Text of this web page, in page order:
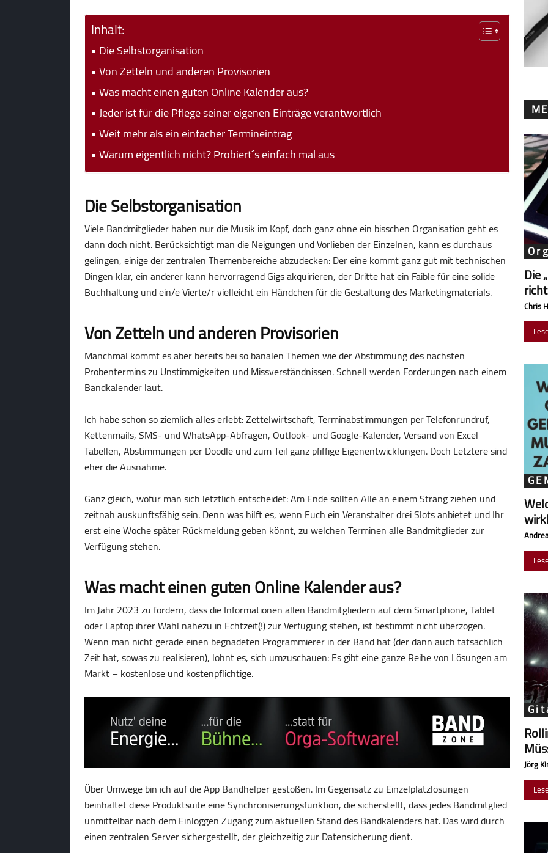
Inhalt:
Die Selbstorganisation
Von Zetteln und anderen Provisorien
Was macht einen guten Online Kalender aus?
Jeder ist für die Pflege seiner eigenen Einträge verantwortlich
Weit mehr als ein einfacher Termineintrag
Warum eigentlich nicht? Probiert´s einfach mal aus
Die Selbstorganisation
Viele Bandmitglieder haben nur die Musik im Kopf, doch ganz ohne ein bisschen Organisation geht es
dann doch nicht. Berücksichtigt man die Neigungen und Vorlieben der Einzelnen, kann es durchaus
gelingen, einige der zentralen Themenbereiche abzudecken: Der eine kommt ganz gut mit technischen
Dingen klar, ein anderer kann hervorragend Gigs akquirieren, der Dritte hat ein Faible für eine solide
Buchhaltung und ein/e Vierte/r vielleicht ein Händchen für die Gestaltung des Marketingmaterials.
Von Zetteln und anderen Provisorien
Manchmal kommt es aber bereits bei so banalen Themen wie der Abstimmung des nächsten
Probentermins zu Unstimmigkeiten und Missverständnissen. Schnell werden Forderungen nach einem
Bandkalender laut.
Ich habe schon so ziemlich alles erlebt: Zettelwirtschaft, Terminabstimmungen per Telefonrundruf,
Kettenmails, SMS- und WhatsApp-Abfragen, Outlook- und Google-Kalender, Versand von Excel
Tabellen, Abstimmungen per Doodle und zum Teil ganz pfiffige Eigenentwicklungen. Doch Letztere sind
eher die Ausnahme.
Ganz gleich, wofür man sich letztlich entscheidet: Am Ende sollten Alle an einem Strang ziehen und
zeitnah auskunftsfähig sein. Denn was hilft es, wenn Euch ein Veranstalter drei Slots anbietet und Ihr
erst eine Woche später Rückmeldung geben könnt, zu welchen Terminen alle Bandmitglieder zur
Verfügung stehen.
Was macht einen guten Online Kalender aus?
Im Jahr 2023 zu fordern, dass die Informationen allen Bandmitgliedern auf dem Smartphone, Tablet
oder Laptop ihrer Wahl nahezu in Echtzeit(!) zur Verfügung stehen, ist bestimmt nicht überzogen.
Wenn man nicht gerade einen begnadeten Programmierer in der Band hat (der dann auch tatsächlich
Zeit hat, sowas zu realisieren), lohnt es, sich umzuschauen: Es gibt eine ganze Reihe von Lösungen am
Markt – kostenlose und kostenpflichtige.
Über Umwege bin ich auf die App Bandhelper gestoßen. Im Gegensatz zu Einzelplatzlösungen
beinhaltet diese Produktsuite eine Synchronisierungsfunktion, die sicherstellt, dass jedes Bandmitglied
unmittelbar nach dem Einloggen Zugang zum aktuellen Stand des Bandkalenders hat. Das wird durch
einen zentralen Server sichergestellt, der gleichzeitig zur Datensicherung dient.
Die
Chris
Jörg